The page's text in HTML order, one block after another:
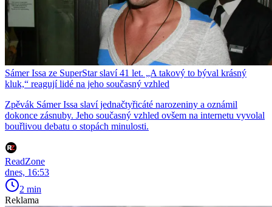
Sámer Issa ze SuperStar slaví 41 let. „A takový to býval krásný
kluk,“ reagují lidé na jeho současný vzhled
Zpěvák Sámer Issa slaví jednačtyřicáté narozeniny a oznámil
dokonce zásnuby. Jeho současný vzhled ovšem na internetu vyvolal
bouřlivou debatu o stopách minulosti.
ReadZone
dnes, 16:53
2 min
Reklama